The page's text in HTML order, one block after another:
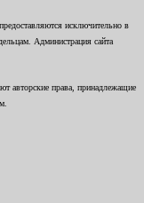
исключительно в
Администрация сайта
авторские права, принадлежащие